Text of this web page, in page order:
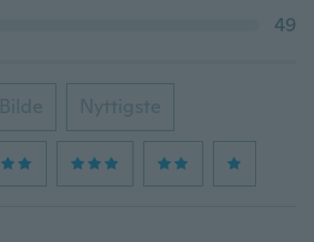
49
Bilde Nyttigste